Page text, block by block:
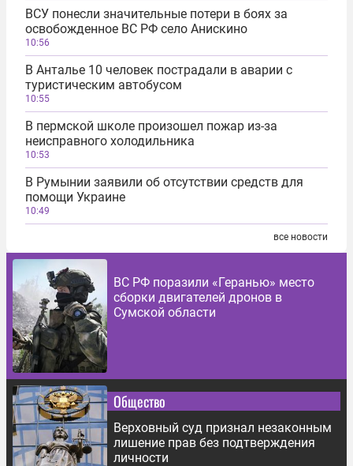
ВСУ понесли значительные потери в боях за
освобожденное ВС РФ село Анискино
10:56
В Анталье 10 человек пострадали в аварии с
туристическим автобусом
10:55
В пермской школе произошел пожар из-за
неисправного холодильника
10:53
В Румынии заявили об отсутствии средств для
помощи Украине
10:49
все новости
ВС РФ поразили «Геранью» место
сборки двигателей дронов в
Сумской области
Общество
Верховный суд признал незаконным
лишение прав без подтверждения
личности